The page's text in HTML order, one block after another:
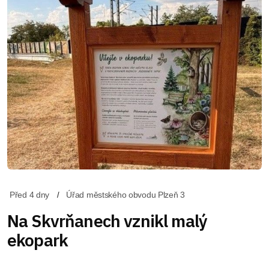
Před 4 dny Úřad městského obvodu Plzeň 3
Na Skvrňanech vznikl malý
ekopark